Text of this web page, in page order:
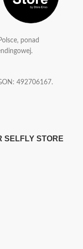
ponad
492706167.
SELFLY STORE